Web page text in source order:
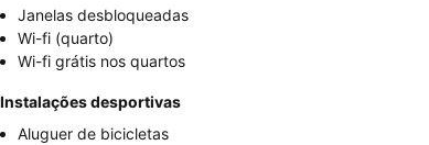
Janelas desbloqueadas
Wi-fi (quarto)
Wi-fi grátis nos quartos
Instalações desportivas
Aluguer de bicicletas